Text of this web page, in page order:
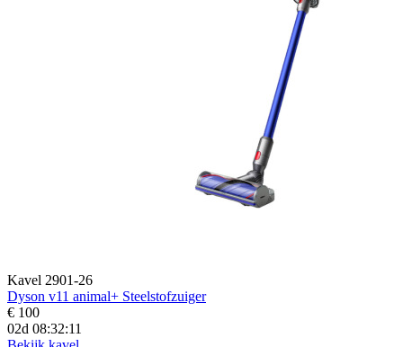
Kavel 2901-26
Dyson v11 animal+ Steelstofzuiger
€ 100
02d 08:32:10